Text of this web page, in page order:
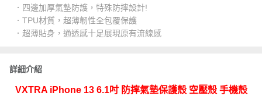
．四邊加厚氣墊防護，特殊防摔設計!
．TPU材質，超薄韌性全包覆保護
．超薄貼身，通透感十足展現原有流線感
詳細介紹
VXTRA iPhone 13 6.1吋 防摔氣墊保護殼 空壓殼 手機殼